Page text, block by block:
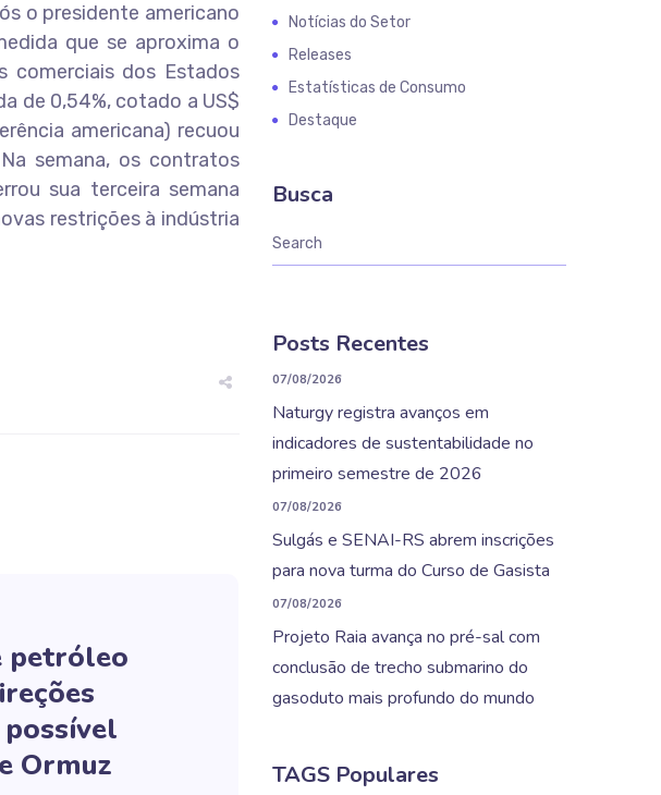
o presidente americano
que se aproxima o
comerciais dos Estados
de 0,54%, cotado a US$
americana) recuou
semana, os contratos
sua terceira semana
restrições à indústria
petróleo
Ormuz
Notícias do Setor
Releases
Estatísticas de Consumo
Destaque
Busca
Posts Recentes
07/08/2026
Naturgy registra avanços em
indicadores de sustentabilidade no
primeiro semestre de 2026
07/08/2026
Sulgás e SENAI-RS abrem inscrições
para nova turma do Curso de Gasista
07/08/2026
Projeto Raia avança no pré-sal com
conclusão de trecho submarino do
gasoduto mais profundo do mundo
TAGS Populares